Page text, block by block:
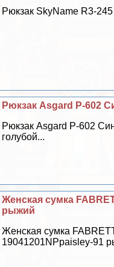
Рюкзак SkyName R3-
Рюкзак Asgard Р-602
Рюкзак Asgard Р-602
гoлyбой...
Женская сумка
рыжий
Женская сумка
19041201NPpaisley-91